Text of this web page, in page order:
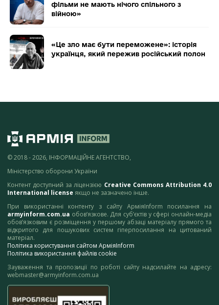
фільми не мають нічого спільного з
війною»
«Це зло має бути переможене»: історія
українця, який пережив російський полон
© 2018 - 2026, ІНФОРМАЦІЙНЕ АГЕНТСТВО,
Міністерство оборони України
Контент доступний за ліцензією Creative Commons Attribution 4.0
International license якщо не зазначено інше.
При використанні контенту з сайту АрміяInform посилання на
armyinform.com.ua обов’язкове. Для суб’єктів у сфері онлайн-медіа
обов’язковим є розміщення у першому абзаці матеріалу прямого та
відкритого для пошукових систем гіперпосилання на цитований
матеріал.
Політика користування сайтом АрміяInform
Політика використання файлів cookie
Зауваження та пропозиції по роботі сайту надсилайте на адресу:
webmaster@armyinform.com.ua